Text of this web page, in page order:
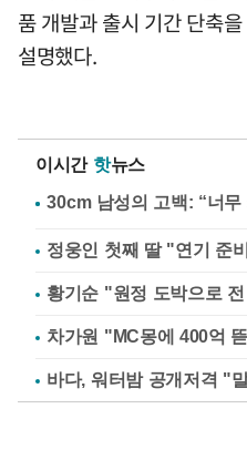
품 개발과 출시 기간 단축
설명했다.
이시간 핫뉴스
정웅인 첫째 딸 "연기 준
황기순 "원정 도박으로
바다, 워터밤 공개저격 "